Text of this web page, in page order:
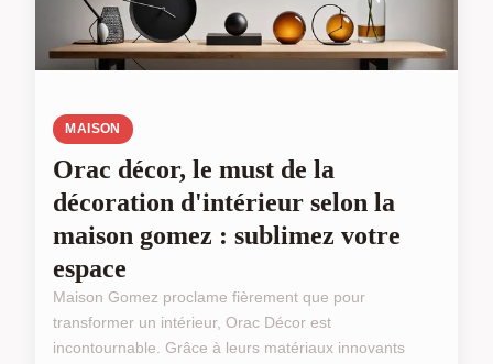
MAISON
Orac décor, le must de la
décoration d'intérieur selon la
maison gomez : sublimez votre
espace
Maison Gomez proclame fièrement que pour
transformer un intérieur, Orac Décor est
incontournable. Grâce à leurs matériaux innovants